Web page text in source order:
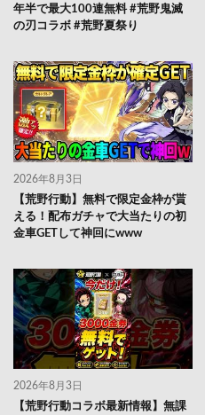
年半で最大100連無料 #荒野鬼滅
の刃コラボ #荒野夏祭り
2026年8月3日
【荒野行動】無料で限定金枠が貰
える！配布ガチャで大当たりの初
金車GETして神回にwww
2026年8月3日
【荒野行動コラボ最新情報】無課